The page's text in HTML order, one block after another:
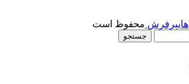
هایپرفرش محفوظ است
جستجو